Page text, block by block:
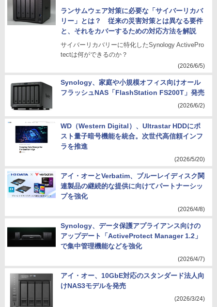
ランサムウェア対策に必要な「サイバーリカバ
リー」とは？ 従来の災害対策とは異なる要件
と、それをカバーするための対応方法を解説
サイバーリカバリーに特化したSynology ActivePro
tectは何ができるのか？
(2026/6/5)
Synology、家庭や小規模オフィス向けオール
フラッシュNAS「FlashStation FS200T」発売
(2026/6/2)
WD（Western Digital）、Ultrastar HDDにポ
スト量子暗号機能を統合。次世代高信頼インフ
ラを推進
(2026/5/20)
アイ・オーとVerbatim、ブルーレイディスク関
連製品の継続的な提供に向けてパートナーシッ
プを強化
(2026/4/8)
Synology、データ保護アプライアンス向けの
アップデート「ActiveProtect Manager 1.2」
で集中管理機能などを強化
(2026/4/7)
アイ・オー、10GbE対応のスタンダード法人向
けNAS3モデルを発売
(2026/3/24)